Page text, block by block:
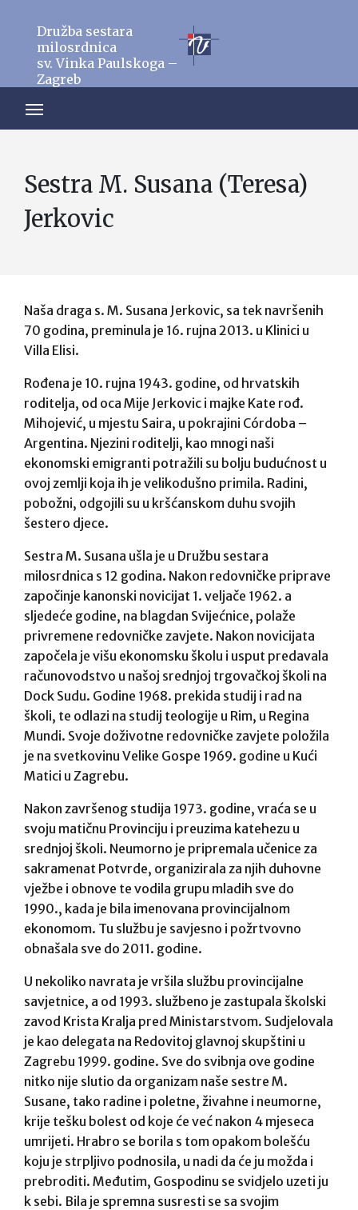
Družba sestara
milosrdnica
sv. Vinka Paulskoga –
Zagreb
Sestra M. Susana (Teresa)
Jerkovic
Naša draga s. M. Susana Jerkovic, sa tek navršenih
70 godina, preminula je 16. rujna 2013. u Klinici u
Villa Elisi.
Rođena je 10. rujna 1943. godine, od hrvatskih
roditelja, od oca Mije Jerkovic i majke Kate rođ.
Mihojević, u mjestu Saira, u pokrajini Córdoba –
Argentina. Njezini roditelji, kao mnogi naši
ekonomski emigranti potražili su bolju budućnost u
ovoj zemlji koja ih je velikodušno primila. Radini,
pobožni, odgojili su u kršćanskom duhu svojih
šestero djece.
Sestra M. Susana ušla je u Družbu sestara
milosrdnica s 12 godina. Nakon redovničke priprave
započinje kanonski novicijat 1. veljače 1962. a
sljedeće godine, na blagdan Svijećnice, polaže
privremene redovničke zavjete. Nakon novicijata
započela je višu ekonomsku školu i usput predavala
računovodstvo u našoj srednjoj trgovačkoj školi na
Dock Sudu. Godine 1968. prekida studij i rad na
školi, te odlazi na studij teologije u Rim, u Regina
Mundi. Svoje doživotne redovničke zavjete položila
je na svetkovinu Velike Gospe 1969. godine u Kući
Matici u Zagrebu.
Nakon završenog studija 1973. godine, vraća se u
svoju matičnu Provinciju i preuzima katehezu u
srednjoj školi. Neumorno je pripremala učenice za
sakramenat Potvrde, organizirala za njih duhovne
vježbe i obnove te vodila grupu mladih sve do
1990., kada je bila imenovana provincijalnom
ekonomom. Tu službu je savjesno i požrtvovno
obnašala sve do 2011. godine.
U nekoliko navrata je vršila službu provincijalne
savjetnice, a od 1993. službeno je zastupala školski
zavod Krista Kralja pred Ministarstvom. Sudjelovala
je kao delegata na Redovitoj glavnoj skupštini u
Zagrebu 1999. godine. Sve do svibnja ove godine
nitko nije slutio da organizam naše sestre M.
Susane, tako radine i poletne, živahne i neumorne,
krije tešku bolest od koje će već nakon 4 mjeseca
umrijeti. Hrabro se borila s tom opakom bolešću
koju je strpljivo podnosila, u nadi da će ju možda i
prebroditi. Međutim, Gospodinu se svidjelo uzeti ju
k sebi. Bila je spremna susresti se sa svojim